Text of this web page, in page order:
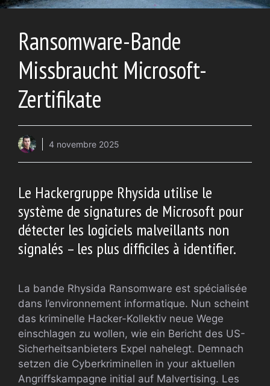
Ransomware-Bande
Missbraucht Microsoft-
Zertifikate
4 novembre 2025
Le Hackergruppe Rhysida utilise le
système de signatures de Microsoft pour
détecter les logiciels malveillants non
signalés – les plus difficiles à identifier.
La bande Rhysida Ransomware est spécialisée
dans l’environnement informatique. Nun scheint
das kriminelle Hacker-Kollektiv neue Wege
einschlagen zu wollen, wie ein Bericht des US-
Sicherheitsanbieters Expel nahelegt. Demnach
setzen die Cyberkriminellen in your aktuellen
Angriffskampagne initial auf Malvertising. Les